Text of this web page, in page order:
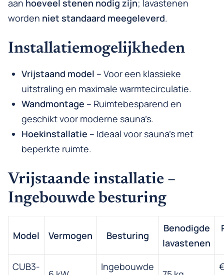
aan hoeveel stenen nodig zijn; lavastenen
worden niet standaard meegeleverd.
Installatiemogelijkheden
Vrijstaand model – Voor een klassieke
uitstraling en maximale warmtecirculatie.
Wandmontage – Ruimtebesparend en
geschikt voor moderne sauna’s.
Hoekinstallatie – Ideaal voor sauna’s met
beperkte ruimte.
Vrijstaande installatie –
Ingebouwde besturing
Model Vermogen Besturing
Benodigde
lavastenen
CUB3-
Ingebouwde